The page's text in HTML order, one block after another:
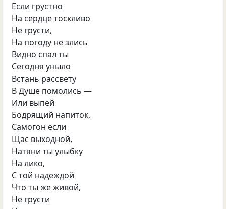
Если грустно
На сердце тоскливо
Не грусти,
На погоду не злись
Видно спал ты
Сегодня уныло
Встань рассвету
В Душе помолись —
Или выпей
Бодрящий напиток,
Самогон если
Щас выходной,
Натяни ты улыбку
На лико,
С той надеждой
Что ты же живой,
Не грусти